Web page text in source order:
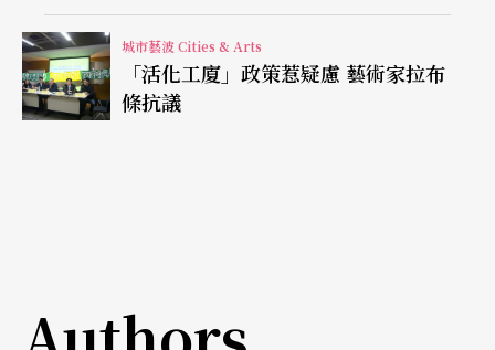
平面媒體不景氣 舞評力量日趨薄弱
相對於舞蹈界的蓬勃，是舞評的日趨薄弱。美國平
面媒體不景氣，裁員第一波一定是砍評論，尤其是
所謂按件計酬的自由撰稿人、以及愈來愈多的網路
城市藝波 Cities & Arts
「活化工廈」政策惹疑慮 藝術家拉布
條抗議